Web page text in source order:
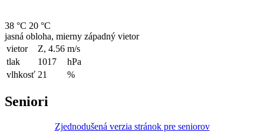
38 °C 20 °C
jasná obloha, mierny západný vietor
vietor
Z, 4.56 m/s
tlak
1017
hPa
vlhkosť 21 %
Seniori
Zjednodušená verzia stránok pre seniorov